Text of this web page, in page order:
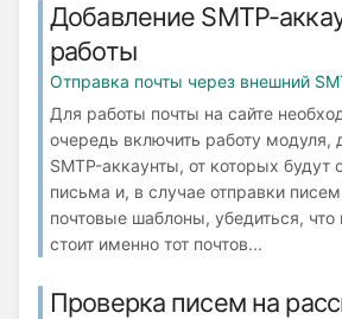
Добавление SMTP-
работы
Отправка почты через внешний
Для работы почты на сайте
очередь включить работу модуля,
SMTP-аккаунты, от которых будут
письма и, в случае отправки
почтовые шаблоны, убедиться, что
стоит именно тот почтов...
Проверка писем на